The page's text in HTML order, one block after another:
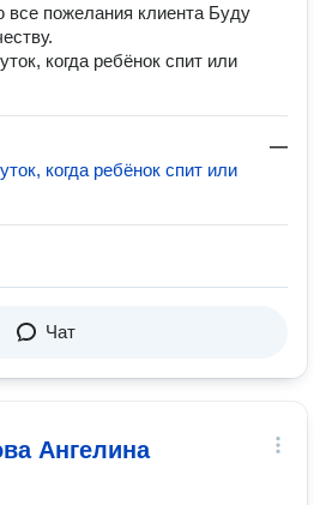
пожелания клиента Буду
когда ребёнок спит или
—
когда ребёнок спит или
Чат
Ангелина